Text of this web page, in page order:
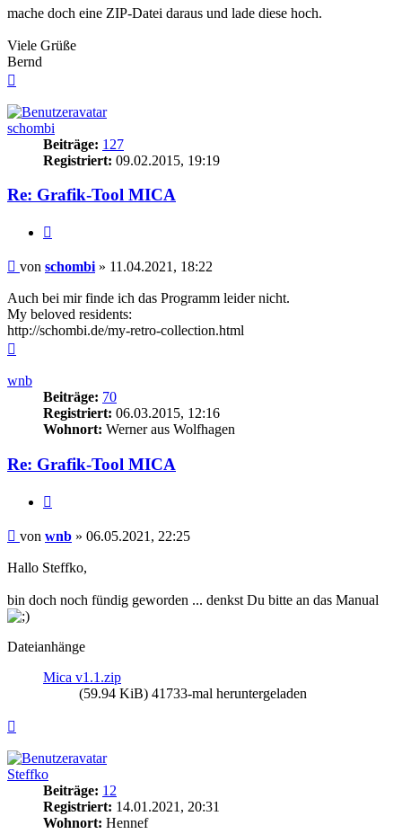
mache doch eine ZIP-Datei daraus und lade diese hoch.
Viele Grüße
Bernd
schombi
Beiträge: 127
Registriert: 09.02.2015, 19:19
Re: Grafik-Tool MICA
Beitrag
von schombi » 11.04.2021, 18:22
Auch bei mir finde ich das Programm leider nicht.
My beloved residents:
http://schombi.de/my-retro-collection.html
wnb
Beiträge: 70
Registriert: 06.03.2015, 12:16
Wohnort: Werner aus Wolfhagen
Re: Grafik-Tool MICA
Beitrag
von wnb » 06.05.2021, 22:25
Hallo Steffko,
bin doch noch fündig geworden ... denkst Du bitte an das Manual
Dateianhänge
Mica v1.1.zip
(59.94 KiB) 41733-mal heruntergeladen
Steffko
Beiträge: 12
Registriert: 14.01.2021, 20:31
Wohnort: Hennef